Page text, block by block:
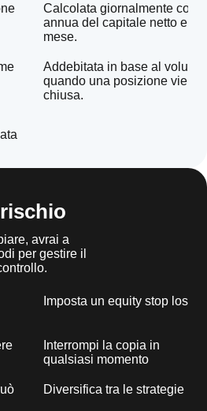
Calcolata giornalmente
annua del capitale netto e
mese.
Addebitata in base al
quando una posizione viene
chiusa.
avrai a
per gestire il
Imposta un equity stop loss
Interrompi la copia in
qualsiasi momento
Diversifica tra le strategie